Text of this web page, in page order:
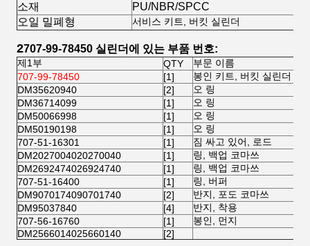
소재
PU/NBR/SPCC
오일 밀폐형
서비스 키트, 버킷 실린더
2707-99-78450 실린더에 있는 부품 번호:
제1부 QTY
부문 이름
707-99-78450
[1]
봉인 키트, 버킷 실린더
DM35620940
[2]
오 링
DM36714099
[1]
오 링
DM50066998
[1]
오 링
DM50190198
[1]
오 링
707-51-16301
[1]
짐 싸고 있어, 로드
DM2027004020270040
[1]
링, 백업 코마쓰
DM2692474026924740
[1]
링, 백업 코마쓰
707-51-16400
[1]
링, 버퍼
DM9070174090701740
[2]
반지, 포도 코마쓰
DM95037840
[4]
반지, 착용
707-56-16760
[1]
봉인, 먼지
DM2566014025660140
[2]